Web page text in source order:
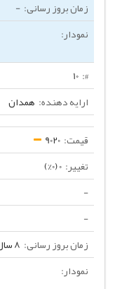
-
10
همدان
9020
0 (0%)
-
-
8 سال پیش